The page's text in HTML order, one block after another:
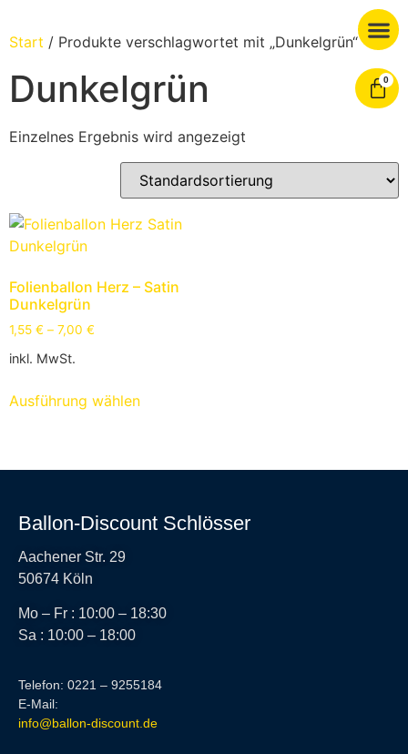
0
Start / Produkte verschlagwortet mit „Dunkelgrün“
Dunkelgrün
Einzelnes Ergebnis wird angezeigt
Folienballon Herz – Satin
Dunkelgrün
1,55 € – 7,00 €
inkl. MwSt.
Ausführung wählen
Ballon-Discount Schlösser
Aachener Str. 29
50674 Köln
Mo – Fr : 10:00 – 18:30
Sa : 10:00 – 18:00
Telefon: 0221 – 9255184
E-Mail:
info@ballon-discount.de